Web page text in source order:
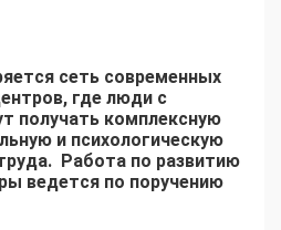
сеть современных
где люди с
получать комплексную
и психологическую
Работа по развитию
ведется по поручению